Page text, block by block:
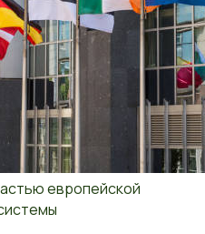
европейской